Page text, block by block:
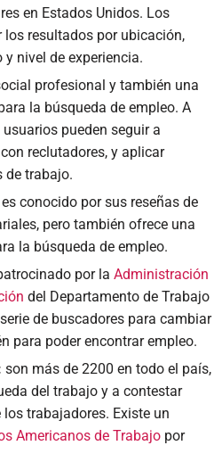
en Estados Unidos. Los
resultados por ubicación,
nivel de experiencia.
profesional y también una
la búsqueda de empleo. A
pueden seguir a
reclutadores, y aplicar
de trabajo.
conocido por sus reseñas de
pero también ofrece una
la búsqueda de empleo.
por la Administración
del Departamento de Trabajo
de buscadores para cambiar
para poder encontrar empleo.
son más de 2200 en todo el país,
del trabajo y a contestar
trabajadores. Existe un
Americanos de Trabajo por